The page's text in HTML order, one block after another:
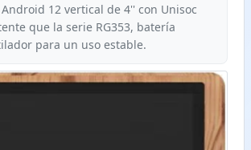
12 vertical de 4'' con Unisoc
que la serie RG353, batería
para un uso estable.